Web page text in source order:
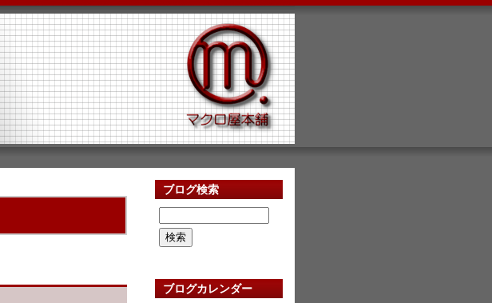
ブログ検索
ブログカレンダー